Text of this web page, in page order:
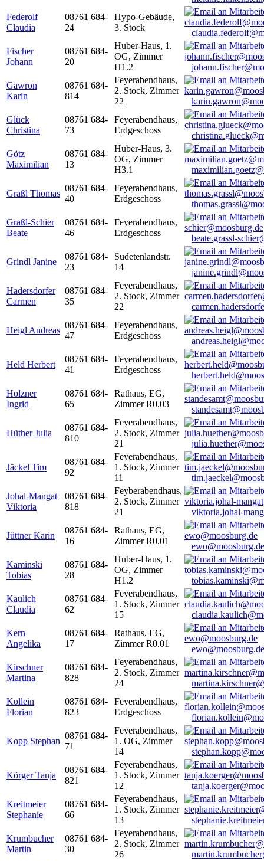
Federolf
Claudia
08761 684-
24
Hypo-Gebäude,
3. Stock
Fischer
Johann
08761 684-
20
Huber-Haus, 1.
OG, Zimmer
H1.2
Gawron
Karin
08761 684-
814
Feyerabendhaus,
2. Stock, Zimmer
22
Glück
Christina
08761 684-
73
Feyerabendhaus,
Erdgeschoss
Götz
Maximilian
08761 684-
13
Huber-Haus, 3.
OG, Zimmer
H3.1
Graßl Thomas
08761 684-
40
Feyerabendhaus,
Erdgeschoss
Graßl-Schier
Beate
08761 684-
46
Feyerabendhaus,
Erdgeschoss
beate.grassl-
Grindl Janine
08761 684-
23
Sudetenlandstr.
14
Hadersdorfer
Carmen
08761 684-
35
Feyerabendhaus,
2. Stock, Zimmer
22
Heigl Andreas
08761 684-
47
Feyerabendhaus,
Erdgeschoss
Held Herbert
08761 684-
41
Feyerabendhaus,
Erdgeschoss
Holzner
Ingrid
08761 684-
65
Rathaus, EG,
Zimmer R0.03
Hüther Julia
08761 684-
810
Feyerabendhaus,
2. Stock, Zimmer
21
Jäckel Tim
08761 684-
92
Feyerabendhaus,
1. Stock, Zimmer
11
Johal-Mangat
Viktoria
08761 684-
818
Feyberabendhaus,
2. Stock, Zimmer
21
viktoria.johal-
Jüttner Karin
08761 684-
16
Rathaus, EG,
Zimmer R0.01
ewo@moosburg.de
Kaminski
Tobias
08761 684-
28
Huber-Haus, 1.
OG, Zimmer
H1.2
Kaulich
Claudia
08761 684-
62
Feyerabendhaus,
1. Stock, Zimmer
15
Kern
Angelika
08761 684-
17
Rathaus, EG,
Zimmer R0.01
ewo@moosburg.de
Kirschner
Martina
08761 684-
828
Feyerabendhaus,
2. Stock, Zimmer
24
Kollein
Florian
08761 684-
823
Feyerabendhaus,
Erdgeschoss
Kopp Stephan
08761 684-
71
Feyerabendhaus,
1. OG, Zimmer
14
Körger Tanja
08761 684-
821
Feyerabendhaus,
1. Stock, Zimmer
12
Kreitmeier
Stephanie
08761 684-
66
Feyerabendhaus,
1. Stock, Zimmer
13
Krumbucher
Martin
08761 684-
30
Feyerabendhaus,
2. Stock, Zimmer
26